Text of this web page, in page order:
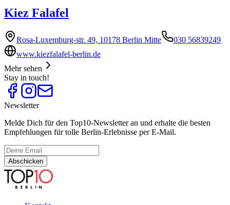
Kiez Falafel
Rosa-Luxemburg-str. 49, 10178 Berlin Mitte
030 56839249
www.kiezfalafel-berlin.de
Mehr sehen
Stay in touch!
Newsletter
Melde Dich für den Top10-Newsletter an und erhalte die besten
Empfehlungen für tolle Berlin-Erlebnisse per E-Mail.
Abschicken